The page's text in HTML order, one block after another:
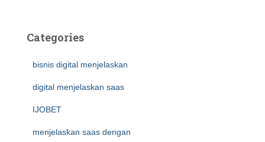
Categories
bisnis digital menjelaskan
digital menjelaskan saas
IJOBET
menjelaskan saas dengan